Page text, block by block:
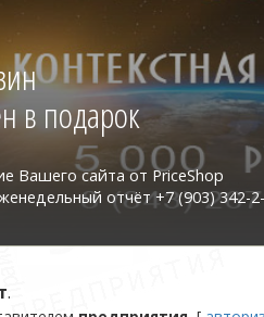
в подарок
Вашего сайта от PriceShop
отчёт +7 (903) 342-
.